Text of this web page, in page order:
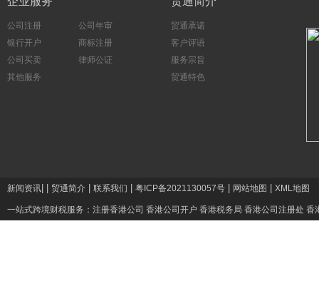
公司注册
公司年审
银行开户
商标注册
公司买卖
律师公证
其他服务
贸通承诺
客户评语
服务宗旨
贸通特色
新闻资讯 贸通简介 联系我们 粤ICP备2021130057号 网站地图 XML地图
一站式跨境财税服务： 注册香港公司 香港公司开户 香港税务局 香港公司注册处 香